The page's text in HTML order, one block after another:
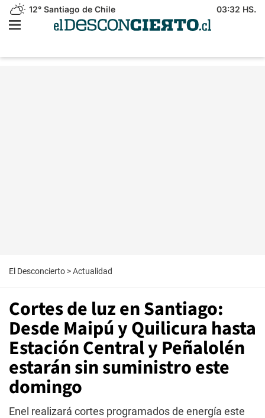
12° Santiago de Chile 03:32 HS.
El Desconcierto >Actualidad
Cortes de luz en Santiago:
Desde Maipú y Quilicura hasta
Estación Central y Peñalolén
estarán sin suministro este
domingo
Enel realizará cortes programados de energía este